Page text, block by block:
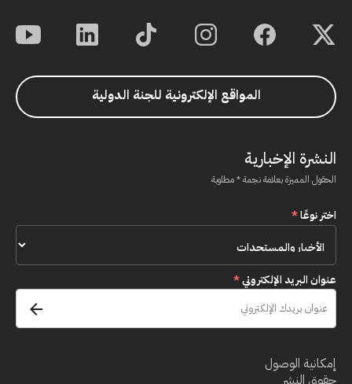
المواقع الإلكترونية للجنة الدولية
النشرة الإخبارية
الحقول المميزة بعلامة نجمة * مطلوبة
اختر نوعًا*
عنوان البريد الإلكتروني*
إمكانية الوصول
حقوق النشر